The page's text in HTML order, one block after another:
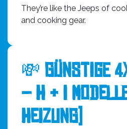
They’re like the Jeeps of
and cooking gear.
💸 Günstige
– H & I
Heizung)